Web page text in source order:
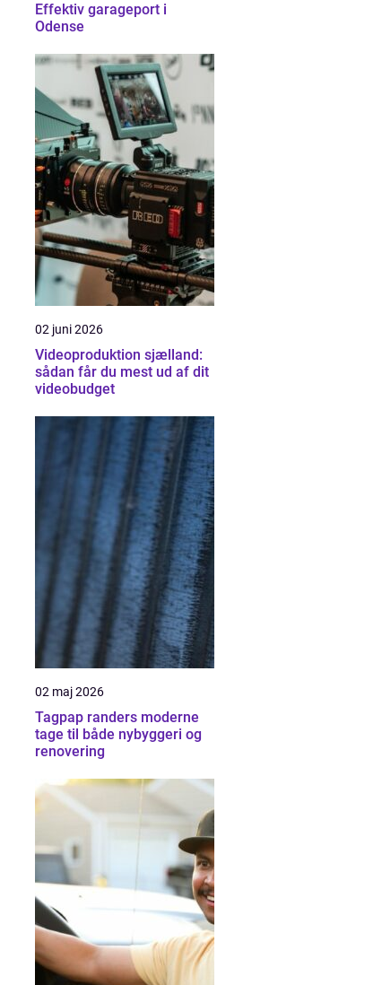
Effektiv garageport i
Odense
02 juni 2026
Videoproduktion sjælland:
sådan får du mest ud af dit
videobudget
02 maj 2026
Tagpap randers moderne
tage til både nybyggeri og
renovering